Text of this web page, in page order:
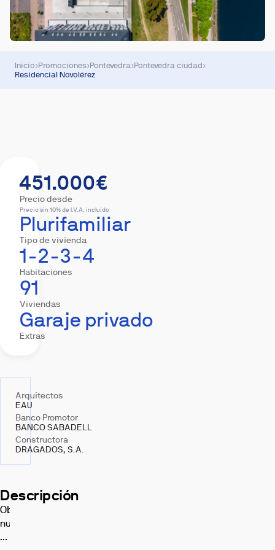
Inicio›Promociones›Pontevedra›Pontevedra ciudad›
Residencial Novolérez
451.000€
Precio desde
Precio sin 10% de I.V.A. incluido
Plurifamiliar
Tipo de vivienda
1-2-3-4
Habitaciones
91
Viviendas
Garaje privado
Extras
Arquitectos
EAU
Banco Promotor
BANCO SABADELL
Constructora
DRAGADOS, S.A.
Descripción
Obra
nueva
en